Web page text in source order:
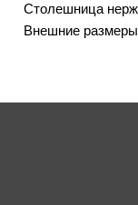
Столешница
Внешние